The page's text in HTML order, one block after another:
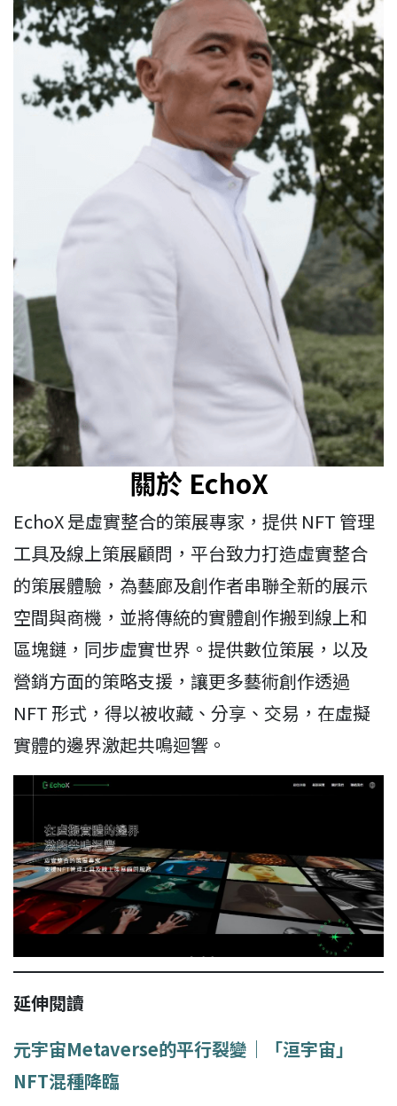
關於 EchoX
EchoX 是虛實整合的策展專家，提供 NFT 管理
工具及線上策展顧問，平台致力打造虛實整合
的策展體驗，為藝廊及創作者串聯全新的展示
空間與商機，並將傳統的實體創作搬到線上和
區塊鏈，同步虛實世界。提供數位策展，以及
營銷方面的策略支援，讓更多藝術創作透過
NFT 形式，得以被收藏、分享、交易，在虛擬
實體的邊界激起共鳴迴響。
延伸閱讀
元宇宙Metaverse的平行裂變｜「洹宇宙」
NFT混種降臨